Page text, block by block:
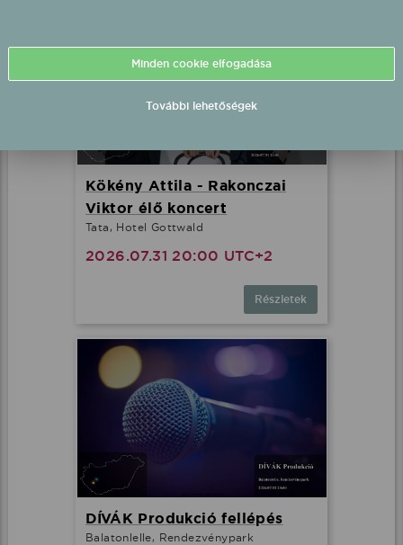
Kökény Attila - Rakonczai
Viktor élő koncert
Tata, Hotel Gottwald
2026.07.31 20:00 UTC+2
Részletek
DÍVÁK Produkció fellépés
Balatonlelle, Rendezvénypark
Minden cookie elfogadása
További lehetőségek